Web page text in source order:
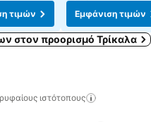
τιμών
Εμφάνιση τιμών
στον προορισμό Τρίκαλα
ιστότοπους